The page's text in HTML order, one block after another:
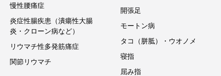
慢性腰痛症
炎症性腸疾患（潰瘍性大腸
炎・クローン病など）
リウマチ性多発筋痛症
関節リウマチ
開張足
モートン病
タコ（胼胝）・ウオノメ
寝指
屈み指